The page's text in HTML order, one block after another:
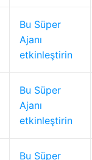
Bu Süper
Ajanı
etkinleştirin
Bu Süper
Ajanı
etkinleştirin
Bu Süper